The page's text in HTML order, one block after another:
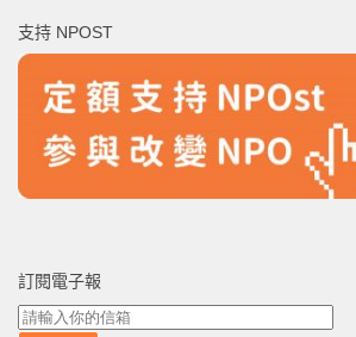
字:
支持 NPOST
訂閱電子報